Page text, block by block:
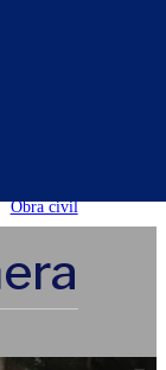
Obra civil